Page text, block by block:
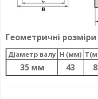
Геометричні розміри
Діаметр валу H (мм)
35 мм 43 8